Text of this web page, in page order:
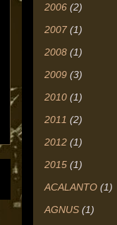
2006 (2)
2007 (1)
2008 (1)
2009 (3)
2010 (1)
2011 (2)
2012 (1)
2015 (1)
ACALANTO (1)
AGNUS (1)